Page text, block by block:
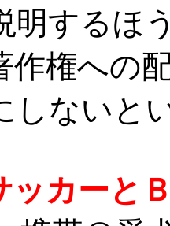
明するほ
作権への
しないと
カーと